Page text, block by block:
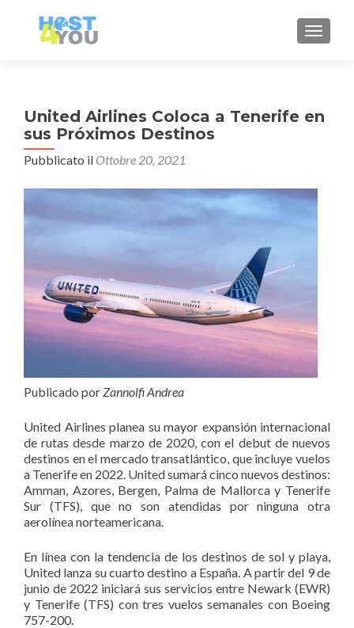
United Airlines Coloca a Tenerife en
sus Próximos Destinos
Pubblicato il Ottobre 20, 2021
Publicado porZannolfi Andrea
United Airlines planea su mayor expansión internacional
de rutas desde marzo de 2020, con el debut de nuevos
destinos en el mercado transatlántico, que incluye vuelos
a Tenerife en 2022. United sumará cinco nuevos destinos:
Amman, Azores, Bergen, Palma de Mallorca y Tenerife
Sur (TFS), que no son atendidas por ninguna otra
aerolínea norteamericana.
En línea con la tendencia de los destinos de sol y playa,
United lanza su cuarto destino a España. A partir del 9 de
junio de 2022 iniciará sus servicios entre Newark (EWR)
y Tenerife (TFS) con tres vuelos semanales con Boeing
757-200.